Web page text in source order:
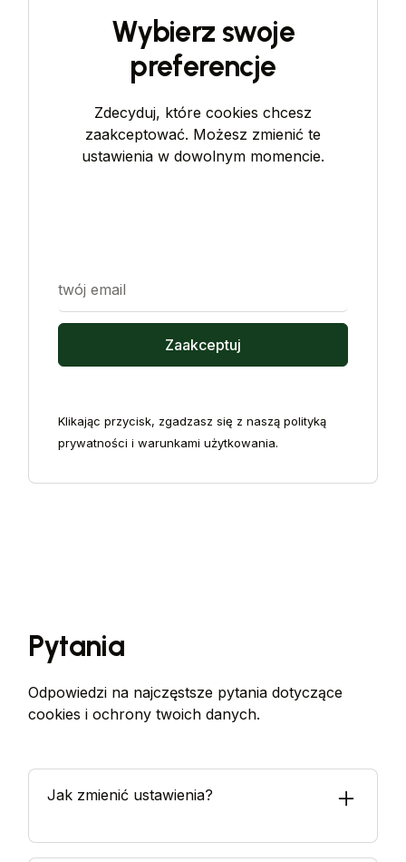
Wybierz swoje
preferencje
Zdecyduj, które cookies chcesz
zaakceptować. Możesz zmienić te
ustawienia w dowolnym momencie.
Klikając przycisk, zgadzasz się z naszą polityką
prywatności i warunkami użytkowania.
Pytania
Odpowiedzi na najczęstsze pytania dotyczące
cookies i ochrony twoich danych.
Jak zmienić ustawienia?